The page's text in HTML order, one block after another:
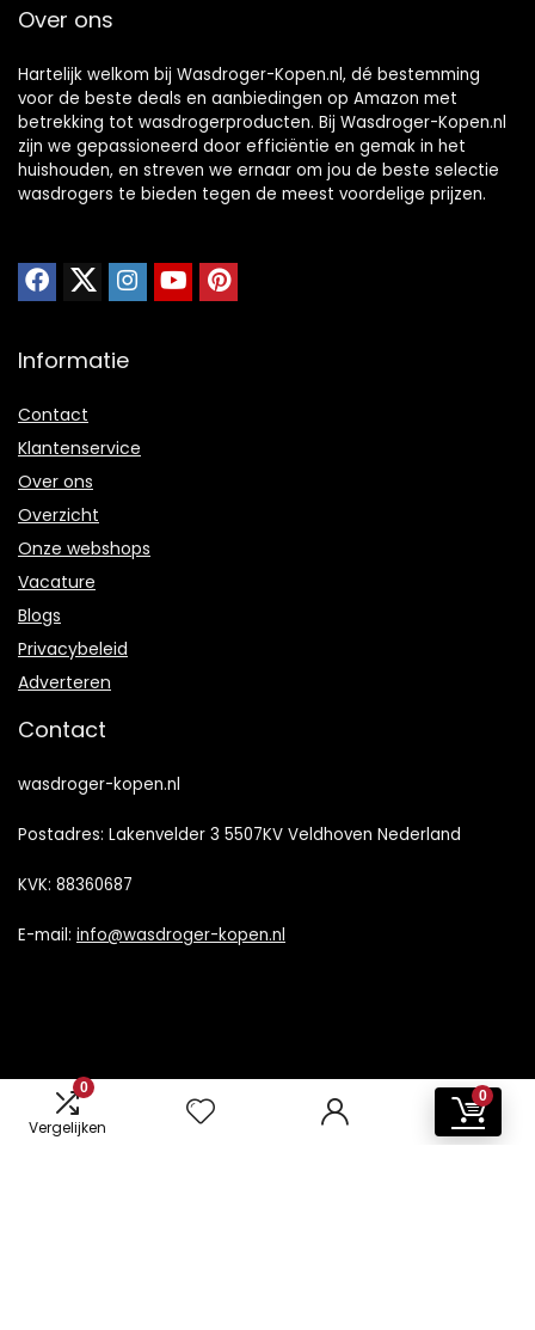
0
Vergelijken
0
Over ons
Hartelijk welkom bij Wasdroger-Kopen.nl, dé bestemming
voor de beste deals en aanbiedingen op Amazon met
betrekking tot wasdrogerproducten. Bij Wasdroger-Kopen.nl
zijn we gepassioneerd door efficiëntie en gemak in het
huishouden, en streven we ernaar om jou de beste selectie
wasdrogers te bieden tegen de meest voordelige prijzen.
Informatie
Contact
Klantenservice
Over ons
Overzicht
Onze webshops
Vacature
Blogs
Privacybeleid
Adverteren
Contact
wasdroger-kopen.nl
Postadres: Lakenvelder 3 5507KV Veldhoven Nederland
KVK: 88360687
E-mail: info@wasdroger-kopen.nl